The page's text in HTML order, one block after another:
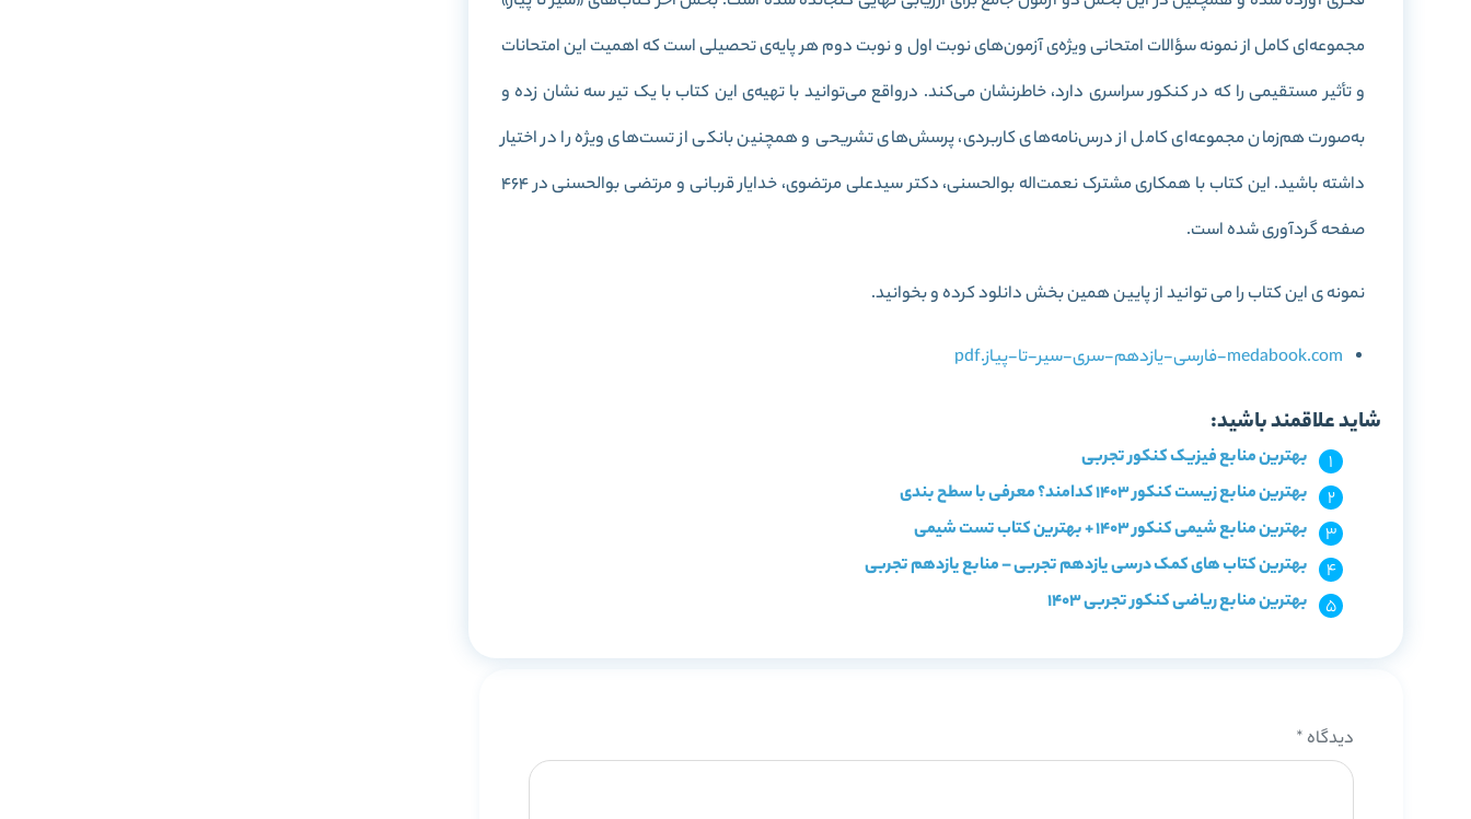
مجموعه‌ای کامل از نمونه سؤالات امتحانی ویژه‌ی آزمون‌های نوبت اول و نوبت دوم هر پایه‌ی تحصیلی است که اهمیت این امتحانات
و تأثیر مستقیمی را که در کنکور سراسری دارد، خاطرنشان می‌کند. درواقع می‌توانید با تهیه‌ی این کتاب با یک تیر سه نشان زده و
به‌صورت هم‌زمان مجموعه‌ای کامل از درس‌نامه‌های کاربردی، پرسش‌های تشریحی و همچنین بانکی از تست‌های ویژه را در اختیار
داشته باشید. این کتاب با همکاری مشترک نعمت‌اله بوالحسنی، دکتر سیدعلی مرتضوی، خدایار قربانی و مرتضی بوالحسنی در 464
صفحه گردآوری شده است.
نمونه ی این کتاب را می توانید از پایین همین بخش دانلود کرده و بخوانید.
medabook.com-فارسی-یازدهم-سری-سیر-تا-پیاز.pdf
شاید علاقمند باشید:
بهترین منابع فیزیک کنکور تجربی
بهترین منابع زیست کنکور 1403 کدامند؟ معرفی با سطح بندی
بهترین منابع شیمی کنکور 1403 + بهترین کتاب تست شیمی
بهترین کتاب های کمک درسی یازدهم تجربی – منابع یازدهم تجربی
بهترین منابع ریاضی کنکور تجربی 1403
دیدگاه *